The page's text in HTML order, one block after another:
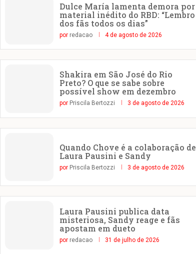
Dulce María lamenta demora por
material inédito do RBD: “Lembro
dos fãs todos os dias”
por redacao 4 de agosto de 2026
Shakira em São José do Rio
Preto? O que se sabe sobre
possível show em dezembro
por Priscila Bertozzi 3 de agosto de 2026
Quando Chove é a colaboração de
Laura Pausini e Sandy
por Priscila Bertozzi 3 de agosto de 2026
Laura Pausini publica data
misteriosa, Sandy reage e fãs
apostam em dueto
por redacao 31 de julho de 2026